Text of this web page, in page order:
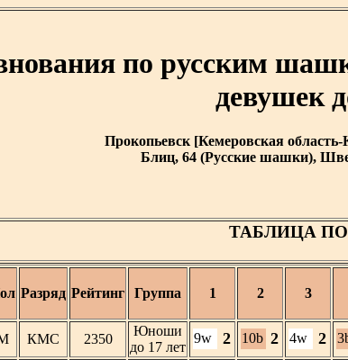
по русским
девушек
Прокопьевск [Кемеровская область-
Блиц, 64 (Русские шашки),
ТАБЛИЦА
Разряд Рейтинг Группа 1 2 3
КМС 2350
Юноши
до 17 лет
9w 2 10b 2 4w 2